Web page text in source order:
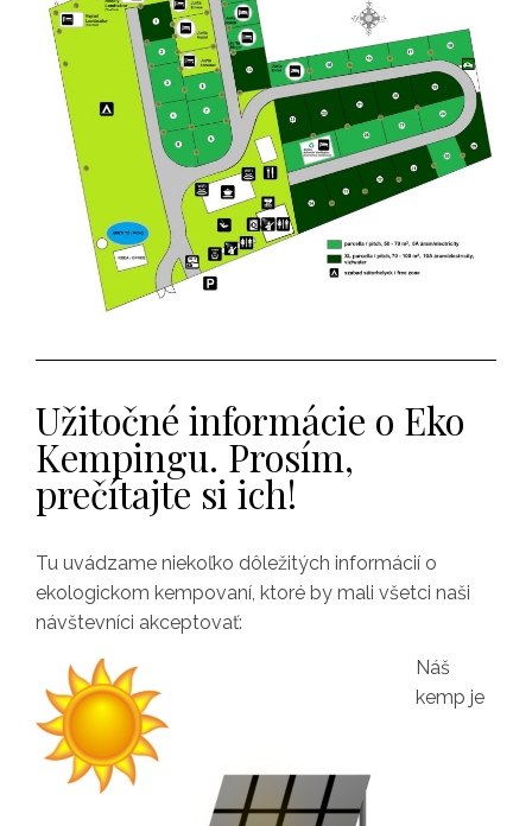
Užitočné informácie o Eko
Kempingu. Prosím,
prečítajte si ich!
Tu uvádzame niekoľko dôležitých informácií o
ekologickom kempovaní, ktoré by mali všetci naši
návštevníci akceptovať:
Náš
kemp je